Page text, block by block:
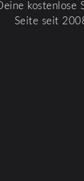
Deine kostenlose
Seite seit